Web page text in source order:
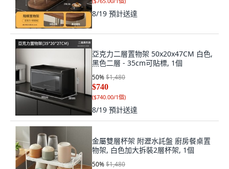
8/19 預計送達
亞克力二層置物架 50x20x47CM 白色,
黑色二層 - 35cm可貼標, 1個
50%$1,480
$740
($740.00/1個)
8/19 預計送達
金屬雙層杯架 附瀝水託盤 廚房餐桌置
物架, 白色加大拆裝2層杯架, 1個
50%$1,480